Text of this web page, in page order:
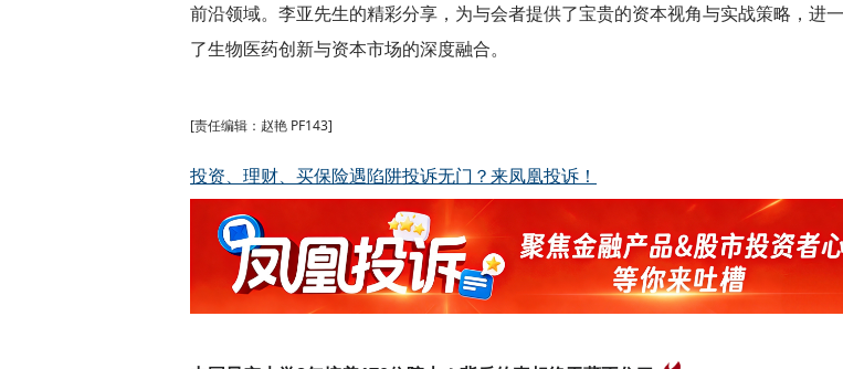
前沿领域。李亚先生的精彩分享，为与会者提供了宝贵的资本视角与实战策略，进
了生物医药创新与资本市场的深度融合。
[责任编辑：赵艳 PF143]
投资、理财、买保险遇陷阱投诉无门？来凤凰投诉！